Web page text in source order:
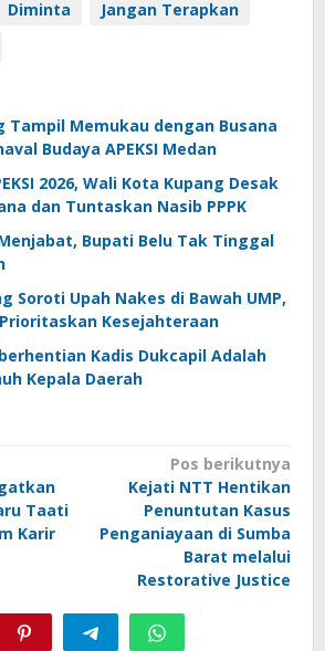
Diminta
Jangan Terapkan
Tampil Memukau dengan Busana
Budaya APEKSI Medan
2026, Wali Kota Kupang Desak
dan Tuntaskan Nasib PPPK
Bupati Belu Tak Tinggal
Soroti Upah Nakes di Bawah UMP,
Kesejahteraan
Kadis Dukcapil Adalah
Kepala Daerah
Taati
Karir
Pos berikutnya
Kejati NTT Hentikan
Penuntutan Kasus
Penganiayaan di Sumba
Barat melalui
Restorative Justice